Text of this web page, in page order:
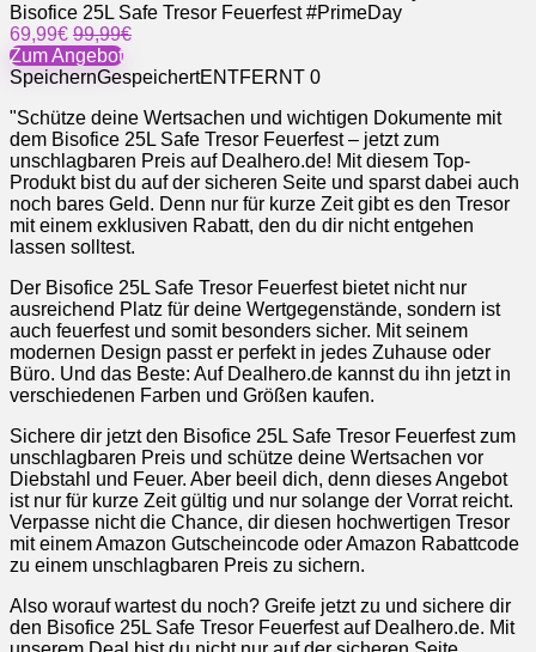
Bisofice 25L Safe Tresor Feuerfest #PrimeDay
69,99€ 99,99€
Zum Angebot
SpeichernGespeichertENTFERNT 0
"Schütze deine Wertsachen und wichtigen Dokumente mit
dem Bisofice 25L Safe Tresor Feuerfest – jetzt zum
unschlagbaren Preis auf Dealhero.de! Mit diesem Top-
Produkt bist du auf der sicheren Seite und sparst dabei auch
noch bares Geld. Denn nur für kurze Zeit gibt es den Tresor
mit einem exklusiven Rabatt, den du dir nicht entgehen
lassen solltest.
Der Bisofice 25L Safe Tresor Feuerfest bietet nicht nur
ausreichend Platz für deine Wertgegenstände, sondern ist
auch feuerfest und somit besonders sicher. Mit seinem
modernen Design passt er perfekt in jedes Zuhause oder
Büro. Und das Beste: Auf Dealhero.de kannst du ihn jetzt in
verschiedenen Farben und Größen kaufen.
Sichere dir jetzt den Bisofice 25L Safe Tresor Feuerfest zum
unschlagbaren Preis und schütze deine Wertsachen vor
Diebstahl und Feuer. Aber beeil dich, denn dieses Angebot
ist nur für kurze Zeit gültig und nur solange der Vorrat reicht.
Verpasse nicht die Chance, dir diesen hochwertigen Tresor
mit einem Amazon Gutscheincode oder Amazon Rabattcode
zu einem unschlagbaren Preis zu sichern.
Also worauf wartest du noch? Greife jetzt zu und sichere dir
den Bisofice 25L Safe Tresor Feuerfest auf Dealhero.de. Mit